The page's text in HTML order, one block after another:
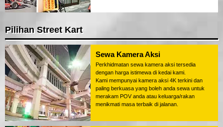
Pilihan Street Kart
Sewa Kamera Aksi
Perkhidmatan sewa kamera aksi tersedia
dengan harga istimewa di kedai kami.
Kami mempunyai kamera aksi 4K terkini dan
paling berkuasa yang boleh anda sewa untuk
merakam POV anda atau keluarga/rakan
menikmati masa terbaik di jalanan.